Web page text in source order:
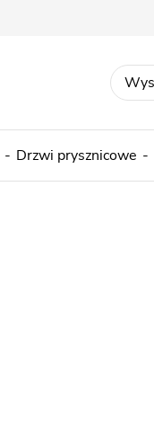
Drzwi prysznicowe